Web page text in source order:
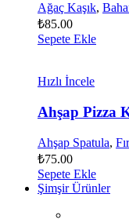
Ağaç Kaşık,
₺85.00
Sepete Ekle
Hızlı İncele
Ahşap Pizza
Ahşap Spatula,
₺75.00
Sepete Ekle
Şimşir Ürünler